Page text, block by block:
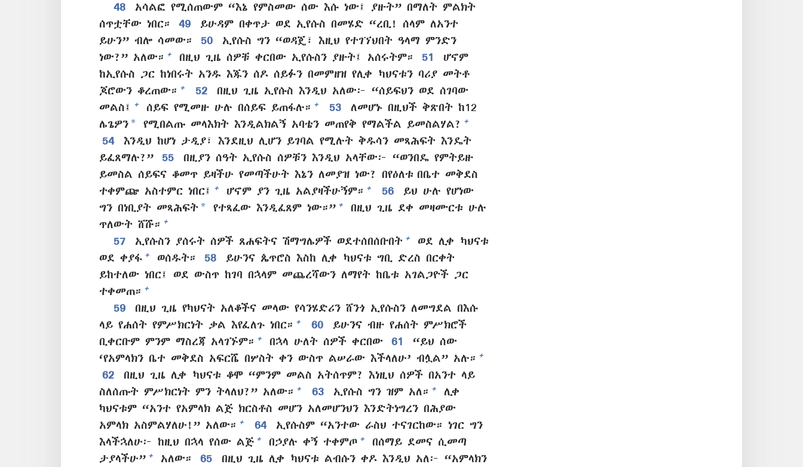
48
አሳልፎ የሚሰጠውም “እኔ የምስመው ሰው እሱ ነው፤ ያዙት” በማለት ምልክት
ሰጥቷቸው ነበር።
49
ይሁዳም በቀጥታ ወደ ኢየሱስ በመሄድ “ረቢ! ሰላም ለአንተ
ይሁን” ብሎ ሳመው።
50
ኢየሱስ ግን “ወዳጄ፣ እዚህ የተገኘህበት ዓላማ ምንድን
ነው?” አለው። + በዚህ ጊዜ ሰዎቹ ቀርበው ኢየሱስን ያዙት፤ አሰሩትም። 51
ሆኖም
ከኢየሱስ ጋር ከነበሩት አንዱ እጁን ሰዶ ሰይፉን በመምዘዝ የሊቀ ካህናቱን ባሪያ መትቶ
ጆሮውን ቆረጠው። + 52
በዚህ ጊዜ ኢየሱስ እንዲህ አለው፦ “ሰይፍህን ወደ ሰገባው
መልስ፤
+ ሰይፍ የሚመዙ ሁሉ በሰይፍ ይጠፋሉ። + 53
ለመሆኑ በዚህች ቅጽበት ከ12
ሌጌዎን * የሚበልጡ መላእክት እንዲልክልኝ አባቴን መጠየቅ የማልችል ይመስልሃል? +
54
እንዲህ ከሆነ ታዲያ፣ እንደዚህ ሊሆን ይገባል የሚሉት ቅዱሳን መጻሕፍት እንዴት
ይፈጸማሉ?”
55
በዚያን ሰዓት ኢየሱስ ሰዎቹን እንዲህ አላቸው፦ “ወንበዴ የምትይዙ
ይመስል ሰይፍና ቆመጥ ይዛችሁ የመጣችሁት እኔን ለመያዝ ነው? በየዕለቱ በቤተ መቅደስ
ተቀምጬ አስተምር ነበር፤
+ ሆኖም ያን ጊዜ አልያዛችሁኝም። + 56
ይህ ሁሉ የሆነው
ግን በነቢያት መጻሕፍት * የተጻፈው እንዲፈጸም ነው።” +
በዚህ ጊዜ ደቀ መዛሙርቱ ሁሉ
ጥለውት ሸሹ። +
57 ኢየሱስን ያሰሩት ሰዎች ጸሐፍትና ሽማግሌዎች ወደተሰበሰቡበት +
ወደ ሊቀ ካህናቱ
ወደ ቀያፋ + ወሰዱት። 58
ይሁንና ጴጥሮስ እስከ ሊቀ ካህናቱ ግቢ ድረስ በርቀት
ይከተለው ነበር፤ ወደ ውስጥ ከገባ በኋላም መጨረሻውን ለማየት ከቤቱ አገልጋዮች ጋር
ተቀመጠ። +
59
በዚህ ጊዜ የካህናት አለቆችና መላው የሳንሄድሪን ሸንጎ ኢየሱስን ለመግደል በእሱ
ላይ የሐሰት የምሥክርነት ቃል እየፈለጉ ነበር። + 60
ይሁንና ብዙ የሐሰት ምሥክሮች
ቢቀርቡም ምንም ማስረጃ አላገኙም። + በኋላ ሁለት ሰዎች ቀርበው 61
“ይህ ሰው
‘የአምላክን ቤተ መቅደስ አፍርሼ በሦስት ቀን ውስጥ ልሠራው እችላለሁ’ ብሏል” አሉ። +
62
በዚህ ጊዜ ሊቀ ካህናቱ ቆሞ “ምንም መልስ አትሰጥም? እነዚህ ሰዎች በአንተ ላይ
ስለሰጡት ምሥክርነት ምን ትላለህ?” አለው። + 63 ኢየሱስ ግን ዝም አለ። +
ሊቀ
ካህናቱም “አንተ የአምላክ ልጅ ክርስቶስ መሆን አለመሆንህን እንድትነግረን በሕያው
አምላክ አስምልሃለሁ!” አለው። + 64
ኢየሱስም “አንተው ራስህ ተናገርከው። ነገር ግን
እላችኋለሁ፦ ከዚህ በኋላ የሰው ልጅ + በኃያሉ ቀኝ ተቀምጦ +
በሰማይ ደመና ሲመጣ
ታያላችሁ” + አለው። 65
በዚህ ጊዜ ሊቀ ካህናቱ ልብሱን ቀዶ እንዲህ አለ፦ “አምላክን